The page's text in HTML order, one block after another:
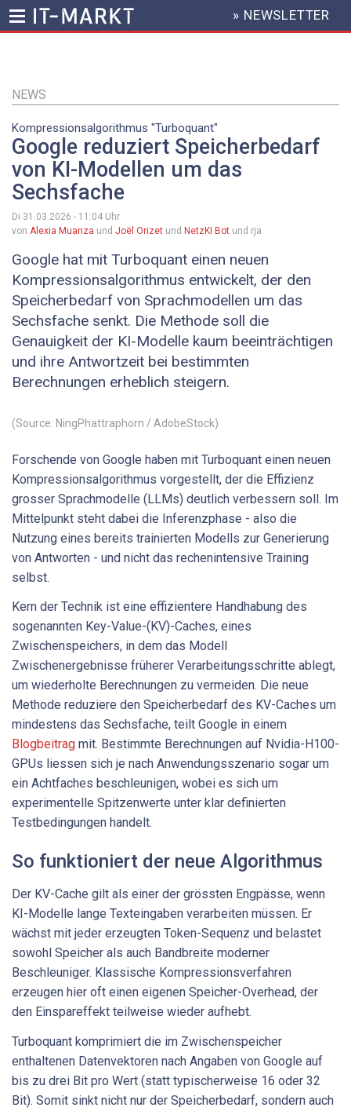
Inhalt
HEADER
MENU
» NEWSLETTER
NEWS
Kompressionsalgorithmus "Turboquant"
Google reduziert Speicherbedarf
von KI-Modellen um das
Sechsfache
Di 31.03.2026 - 11:04 Uhr
von Alexia Muanza und Joël Orizet und NetzKI Bot und rja
Google hat mit Turboquant einen neuen
Kompressionsalgorithmus entwickelt, der den
Speicherbedarf von Sprachmodellen um das
Sechsfache senkt. Die Methode soll die
Genauigkeit der KI-Modelle kaum beeinträchtigen
und ihre Antwortzeit bei bestimmten
Berechnungen erheblich steigern.
(Source: NingPhattraphorn / AdobeStock)
Forschende von Google haben mit Turboquant einen neuen
Kompressionsalgorithmus vorgestellt, der die Effizienz
grosser Sprachmodelle (LLMs) deutlich verbessern soll. Im
Mittelpunkt steht dabei die Inferenzphase - also die
Nutzung eines bereits trainierten Modells zur Generierung
von Antworten - und nicht das rechenintensive Training
selbst.
Kern der Technik ist eine effizientere Handhabung des
sogenannten Key-Value-(KV)-Caches, eines
Zwischenspeichers, in dem das Modell
Zwischenergebnisse früherer Verarbeitungsschritte ablegt,
um wiederholte Berechnungen zu vermeiden. Die neue
Methode reduziere den Speicherbedarf des KV-Caches um
mindestens das Sechsfache, teilt Google in einem
Blogbeitrag mit. Bestimmte Berechnungen auf Nvidia-H100-
GPUs liessen sich je nach Anwendungsszenario sogar um
ein Achtfaches beschleunigen, wobei es sich um
experimentelle Spitzenwerte unter klar definierten
Testbedingungen handelt.
So funktioniert der neue Algorithmus
Der KV-Cache gilt als einer der grössten Engpässe, wenn
KI-Modelle lange Texteingaben verarbeiten müssen. Er
wächst mit jeder erzeugten Token-Sequenz und belastet
sowohl Speicher als auch Bandbreite moderner
Beschleuniger. Klassische Kompressionsverfahren
erzeugen hier oft einen eigenen Speicher-Overhead, der
den Einspareffekt teilweise wieder aufhebt.
Turboquant komprimiert die im Zwischenspeicher
enthaltenen Datenvektoren nach Angaben von Google auf
bis zu drei Bit pro Wert (statt typischerweise 16 oder 32
Bit). Somit sinkt nicht nur der Speicherbedarf, sondern auch